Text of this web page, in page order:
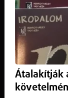
Új
Space
2026. február 21.
Új
fejlesztéssel a
Átalakítják